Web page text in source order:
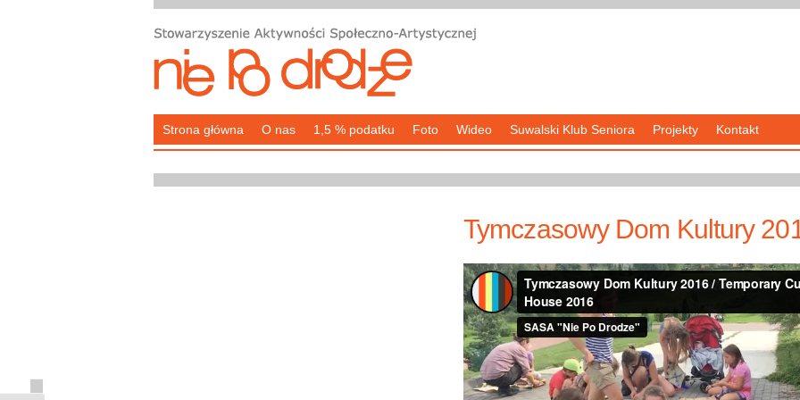
Strona główna O nas 1,5 % podatku Foto Wideo Suwalski Klub Seniora Projekty Kontakt
Tymczasowy Dom Kultury